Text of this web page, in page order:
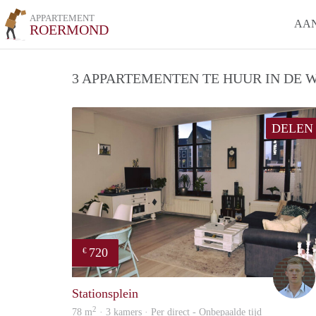
APPARTEMENT
ROERMOND
3 APPARTEMENTEN TE HUUR IN DE
DELEN
€ 720
Stationsplein
78 m2 · 3 kamers · Per direct - Onbepaalde tijd